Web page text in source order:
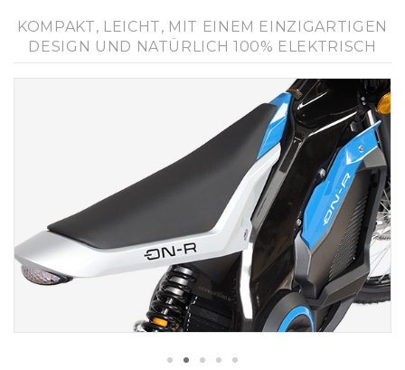
KOMPAKT, LEICHT, MIT EINEM EINZIGARTIGEN
DESIGN UND NATÜRLICH 100% ELEKTRISCH